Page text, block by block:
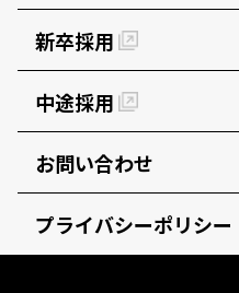
新卒採用
中途採用
お問い合わせ
プライバシーポリシー